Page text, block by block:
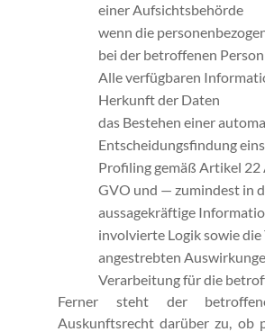
einer Aufsichtsbehörde
wenn die
bei der betroffenen
Alle verfügbaren
Herkunft der Daten
das Bestehen einer
Entscheidungsfindung
Profiling gemäß Artikel 22
GVO und — zumindest in
aussagekräftige
involvierte Logik sowie
angestrebten
Verarbeitung für die
Ferner steht der
Auskunftsrecht darüber zu, ob